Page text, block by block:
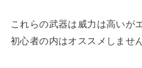
これらの武器は威力は高いが
初心者の内はオススメしません